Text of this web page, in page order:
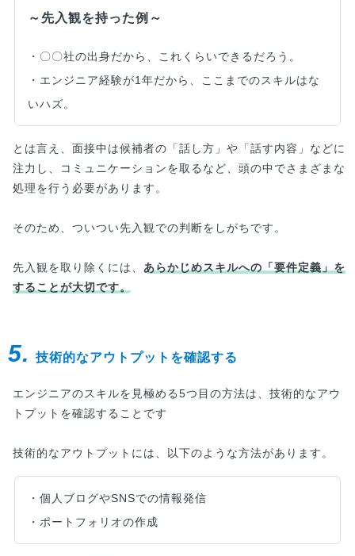
～先入観を持った例～
・〇〇社の出身だから、これくらいできるだろう。
・エンジニア経験が1年だから、ここまでのスキルはな
いハズ。
とは言え、面接中は候補者の「話し方」や「話す内容」などに
注力し、コミュニケーションを取るなど、頭の中でさまざまな
処理を行う必要があります。
そのため、ついつい先入観での判断をしがちです。
先入観を取り除くには、 あらかじめスキルへの「要件定義」を
することが大切です。
5. 技術的なアウトプットを確認する
エンジニアのスキルを見極める5つ目の方法は、技術的なアウ
トプットを確認することです
技術的なアウトプットには、以下のような方法があります。
・個人ブログやSNSでの情報発信
・ポートフォリオの作成